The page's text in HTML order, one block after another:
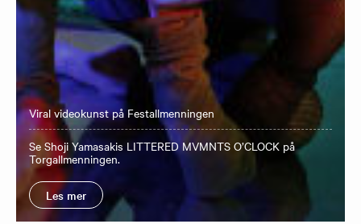
Viral videokunst på Festallmenningen
Se Shoji Yamasakis LITTERED MVMNTS O’CLOCK på
Torgallmenningen.
Les mer